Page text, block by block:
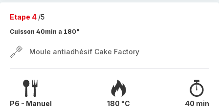
Etape 4 /5
Cuisson 40min a 180°
Moule antiadhésif Cake Factory
P6 - Manuel 180 °C 40 min